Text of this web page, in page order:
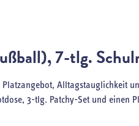
7-tlg.
Alltagstauglichkeit
3-tlg. Patchy-Set und einen